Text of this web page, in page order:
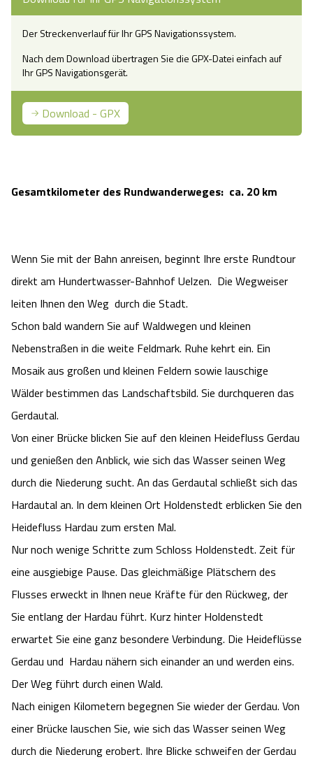
Camping
Urlaub auf dem Bauernhof
Urlaub mit Hund
Last Minute
Videos
Angebote
Kontakt
Reiten
Kutschen
Regionale Küche
Tiere
Naturhotels
Urlaub mit Hund
Urlaub auf dem Bauernhof
Landschaftsführungen
Wildpark Lüneburger Heide
Wildpark Schwarze Berge
Otter Zentrum
Wildpark Müden
Das verrückte Haus
Abenteuerland Trampolin-Park
Adventure District Bispingen
Ausflugsziele
Shopping Celle
Kulinarisches Celle
Unterkünfte Celle
Gesamtkilometer des Rundwanderweges: ca. 20 km
Wenn Sie mit der Bahn anreisen, beginnt Ihre erste Rundtour
direkt am Hundertwasser-Bahnhof Uelzen. Die Wegweiser
leiten Ihnen den Weg durch die Stadt.
Schon bald wandern Sie auf Waldwegen und kleinen
Nebenstraßen in die weite Feldmark. Ruhe kehrt ein. Ein
Mosaik aus großen und kleinen Feldern sowie lauschige
Wälder bestimmen das Landschaftsbild. Sie durchqueren das
Gerdautal.
Von einer Brücke blicken Sie auf den kleinen Heidefluss Gerdau
und genießen den Anblick, wie sich das Wasser seinen Weg
durch die Niederung sucht. An das Gerdautal schließt sich das
Hardautal an. In dem kleinen Ort Holdenstedt erblicken Sie den
Heidefluss Hardau zum ersten Mal.
Nur noch wenige Schritte zum Schloss Holdenstedt. Zeit für
eine ausgiebige Pause. Das gleichmäßige Plätschern des
Flusses erweckt in Ihnen neue Kräfte für den Rückweg, der
Sie entlang der Hardau führt. Kurz hinter Holdenstedt
erwartet Sie eine ganz besondere Verbindung. Die Heideflüsse
Gerdau und Hardau nähern sich einander an und werden eins.
Der Weg führt durch einen Wald.
Nach einigen Kilometern begegnen Sie wieder der Gerdau. Von
einer Brücke lauschen Sie, wie sich das Wasser seinen Weg
durch die Niederung erobert. Ihre Blicke schweifen der Gerdau
Der Streckenverlauf für Ihr GPS Navigationssystem.
Nach dem Download übertragen Sie die GPX-Datei einfach auf
Ihr GPS Navigationsgerät.
Download - GPX